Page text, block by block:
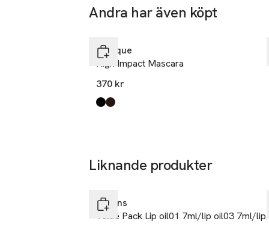
• Behaglig
ansvarsfullt
användas på
närande
Andra har även köpt
Clinique
High Impact Mascara
370 kr
Produkten finns i färgerna:
Black
Black/Brown
Liknande produkter
Clarins
Value Pack Lip oil01 7ml/lip oil03 7ml/lip